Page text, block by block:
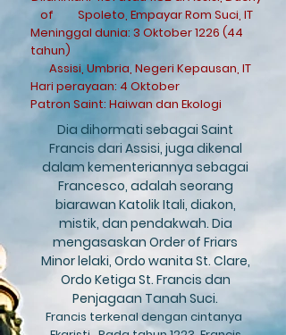
of
Spoleto, Empayar Rom Suci, IT
Meninggal dunia: 3 Oktober 1226 (44
tahun)
Assisi, Umbria, Negeri Kepausan, IT
Hari perayaan: 4 Oktober
Patron Saint: Haiwan dan Ekologi
Dia dihormati sebagai Saint
Francis dari Assisi, juga dikenal
dalam kementeriannya sebagai
Francesco, adalah seorang
biarawan Katolik Itali, diakon,
mistik, dan pendakwah. Dia
mengasaskan Order of Friars
Minor lelaki, Ordo wanita St. Clare,
Ordo Ketiga St. Francis dan
Penjagaan Tanah Suci.
Francis terkenal dengan cintanya